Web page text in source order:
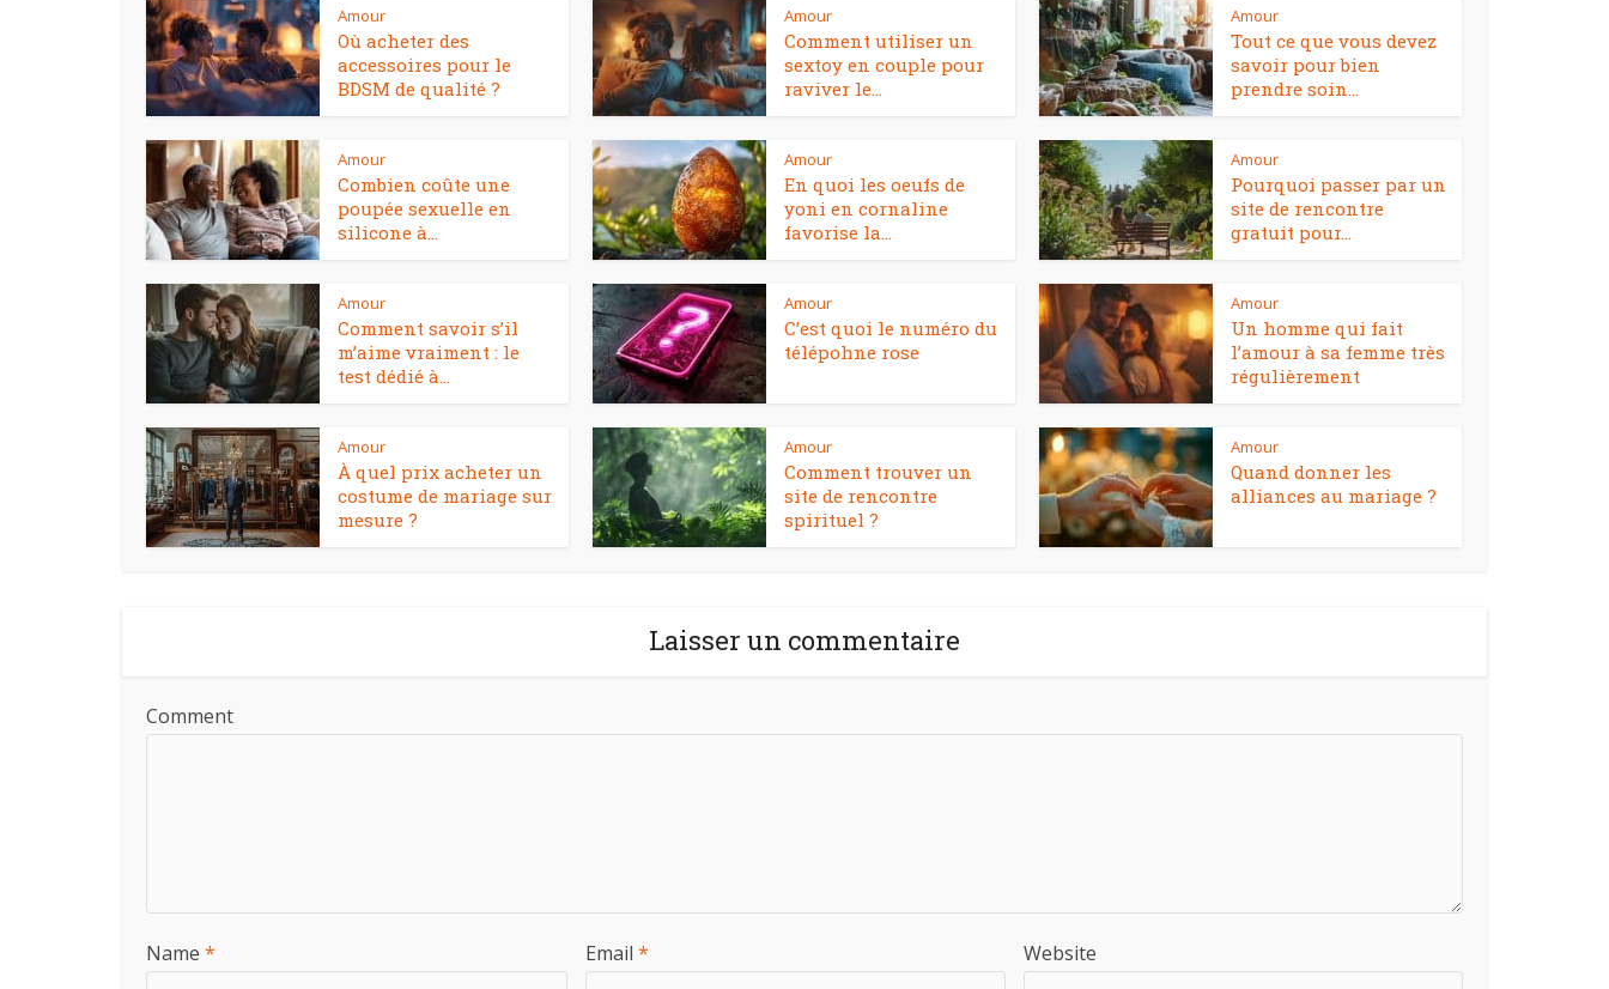
Amour
Où acheter des
accessoires pour le
BDSM de qualité ?
Amour
Comment utiliser un
sextoy en couple pour
raviver le...
Amour
Tout ce que vous devez
savoir pour bien
prendre soin...
Amour
Combien coûte une
poupée sexuelle en
silicone à...
Amour
En quoi les oeufs de
yoni en cornaline
favorise la...
Amour
Pourquoi passer par un
site de rencontre
gratuit pour...
Amour
Comment savoir s’il
m’aime vraiment : le
test dédié à...
Amour
C’est quoi le numéro du
télépohne rose
Amour
Un homme qui fait
l’amour à sa femme très
régulièrement
Amour
À quel prix acheter un
costume de mariage sur
mesure ?
Amour
Comment trouver un
site de rencontre
spirituel ?
Amour
Quand donner les
alliances au mariage ?
Laisser un commentaire
Comment
Name * Email * Website